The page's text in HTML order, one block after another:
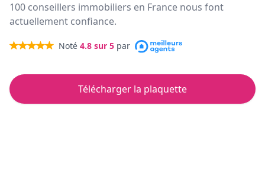
100 conseillers immobiliers en France nous font
actuellement confiance.
Noté 4.8 sur 5 par
Télécharger la plaquette